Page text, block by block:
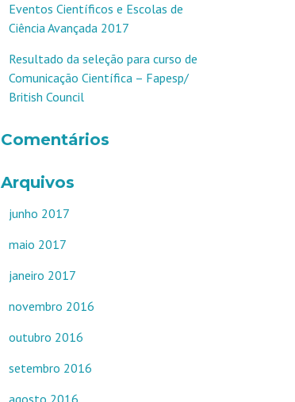
Eventos Científicos e Escolas de
Ciência Avançada 2017
Resultado da seleção para curso de
Comunicação Científica – Fapesp/
British Council
Comentários
Arquivos
junho 2017
maio 2017
janeiro 2017
novembro 2016
outubro 2016
setembro 2016
agosto 2016